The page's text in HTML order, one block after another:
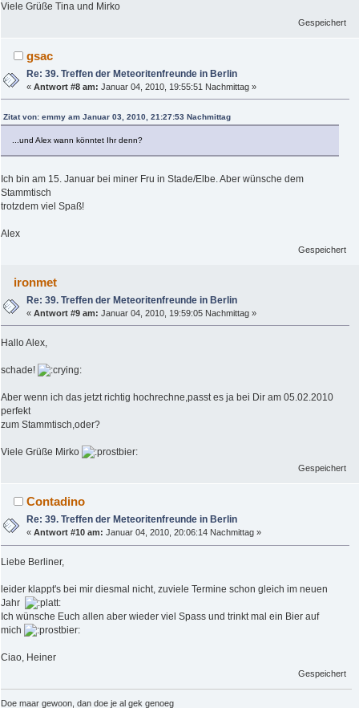
Viele Grüße Tina und Mirko
Gespeichert
gsac
Re: 39. Treffen der Meteoritenfreunde in Berlin
«Antwort #8 am: Januar 04, 2010, 19:55:51 Nachmittag »
Zitat von: emmy am Januar 03, 2010, 21:27:53 Nachmittag
...und Alex wann könntet Ihr denn?
Ich bin am 15. Januar bei miner Fru in Stade/Elbe. Aber wünsche dem
Stammtisch
trotzdem viel Spaß!
Alex
Gespeichert
ironmet
Re: 39. Treffen der Meteoritenfreunde in Berlin
«Antwort #9 am: Januar 04, 2010, 19:59:05 Nachmittag »
Hallo Alex,
schade!
Aber wenn ich das jetzt richtig hochrechne,passt es ja bei Dir am 05.02.2010
perfekt
zum Stammtisch,oder?
Viele Grüße Mirko
Gespeichert
Contadino
Re: 39. Treffen der Meteoritenfreunde in Berlin
«Antwort #10 am: Januar 04, 2010, 20:06:14 Nachmittag »
Liebe Berliner,
leider klappt's bei mir diesmal nicht, zuviele Termine schon gleich im neuen
Jahr
Ich wünsche Euch allen aber wieder viel Spass und trinkt mal ein Bier auf
mich
Ciao, Heiner
Gespeichert
Doe maar gewoon, dan doe je al gek genoeg